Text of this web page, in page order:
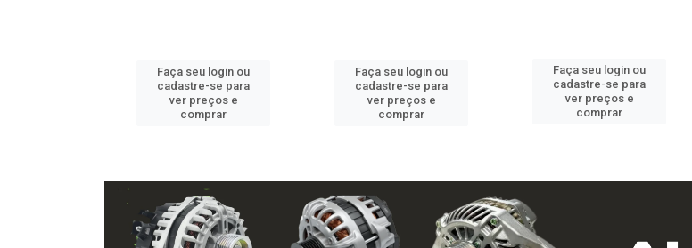
Faça seu login ou
cadastre-se para
ver preços e
comprar
Faça seu login ou
cadastre-se para
ver preços e
comprar
Faça seu login ou
cadastre-se para
ver preços e
comprar